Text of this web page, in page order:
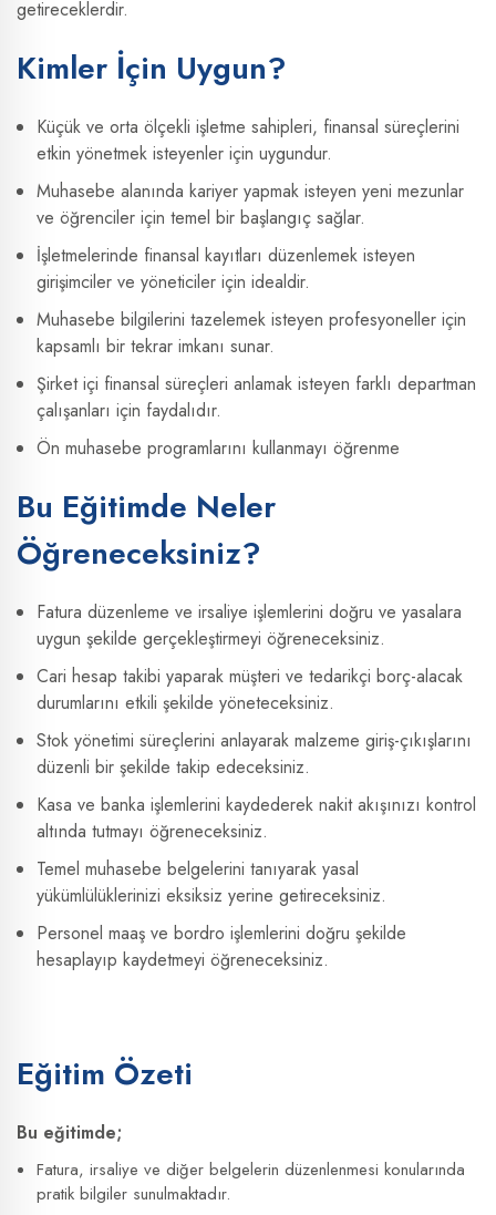
getireceklerdir.
Kimler İçin Uygun?
Küçük ve orta ölçekli işletme sahipleri, finansal süreçlerini
etkin yönetmek isteyenler için uygundur.
Muhasebe alanında kariyer yapmak isteyen yeni mezunlar
ve öğrenciler için temel bir başlangıç sağlar.
İşletmelerinde finansal kayıtları düzenlemek isteyen
girişimciler ve yöneticiler için idealdir.
Muhasebe bilgilerini tazelemek isteyen profesyoneller için
kapsamlı bir tekrar imkanı sunar.
Şirket içi finansal süreçleri anlamak isteyen farklı departman
çalışanları için faydalıdır.
Ön muhasebe programlarını kullanmayı öğrenme
Bu Eğitimde Neler
Öğreneceksiniz?
Fatura düzenleme ve irsaliye işlemlerini doğru ve yasalara
uygun şekilde gerçekleştirmeyi öğreneceksiniz.
Cari hesap takibi yaparak müşteri ve tedarikçi borç-alacak
durumlarını etkili şekilde yöneteceksiniz.
Stok yönetimi süreçlerini anlayarak malzeme giriş-çıkışlarını
düzenli bir şekilde takip edeceksiniz.
Kasa ve banka işlemlerini kaydederek nakit akışınızı kontrol
altında tutmayı öğreneceksiniz.
Temel muhasebe belgelerini tanıyarak yasal
yükümlülüklerinizi eksiksiz yerine getireceksiniz.
Personel maaş ve bordro işlemlerini doğru şekilde
hesaplayıp kaydetmeyi öğreneceksiniz.
Eğitim Özeti
Bu eğitimde;
Fatura, irsaliye ve diğer belgelerin düzenlenmesi konularında
pratik bilgiler sunulmaktadır.